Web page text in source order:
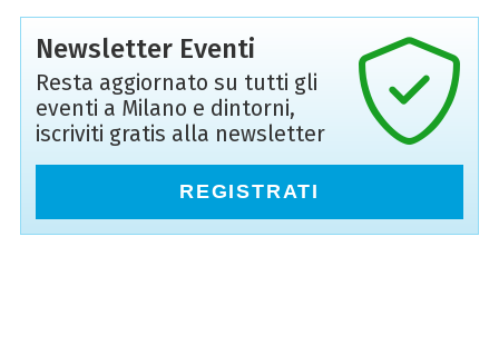
Newsletter Eventi
Resta aggiornato su tutti gli
eventi a Milano e dintorni,
iscriviti gratis alla newsletter
REGISTRATI